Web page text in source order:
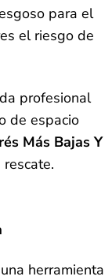
para el
el riesgo de
profesional
de espacio
Más Bajas Y
herramienta